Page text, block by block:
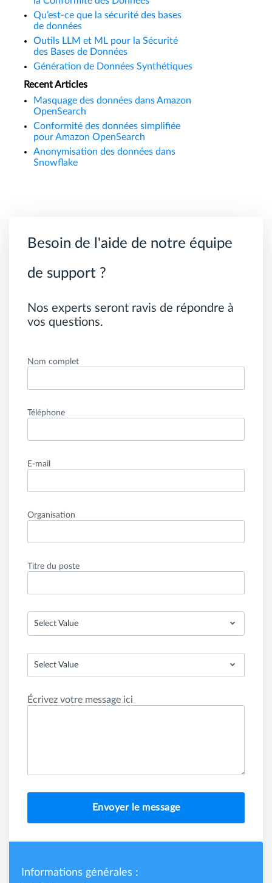
Qu’est-ce que la sécurité des bases
de données
Outils LLM et ML pour la Sécurité
des Bases de Données
Génération de Données Synthétiques
Recent Articles
Masquage des données dans Amazon
OpenSearch
Conformité des données simplifiée
pour Amazon OpenSearch
Anonymisation des données dans
Snowflake
Besoin de l'aide de notre équipe
de support ?
Nos experts seront ravis de répondre à
vos questions.
Nom complet
Téléphone
E-mail
Organisation
Titre du poste
Select Value
Select Value
Écrivez votre message ici
Envoyer le message
Informations générales :